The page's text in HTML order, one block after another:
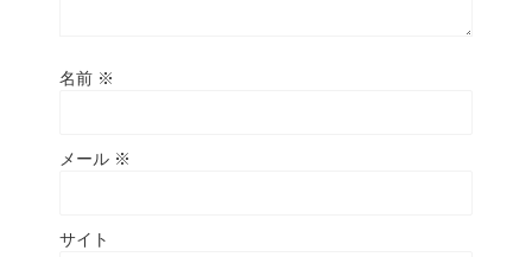
名前 ※
メール ※
サイト